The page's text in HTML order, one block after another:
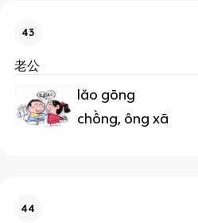
43
老公
lǎo gōng
chồng, ông xã
44